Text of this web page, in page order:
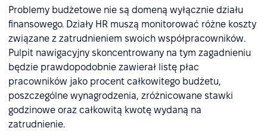
Problemy budżetowe nie są domeną wyłącznie działu
finansowego. Działy HR muszą monitorować różne koszty
związane z zatrudnieniem swoich współpracowników.
Pulpit nawigacyjny skoncentrowany na tym zagadnieniu
będzie prawdopodobnie zawierał listę płac
pracowników jako procent całkowitego budżetu,
poszczególne wynagrodzenia, zróżnicowane stawki
godzinowe oraz całkowitą kwotę wydaną na
zatrudnienie.